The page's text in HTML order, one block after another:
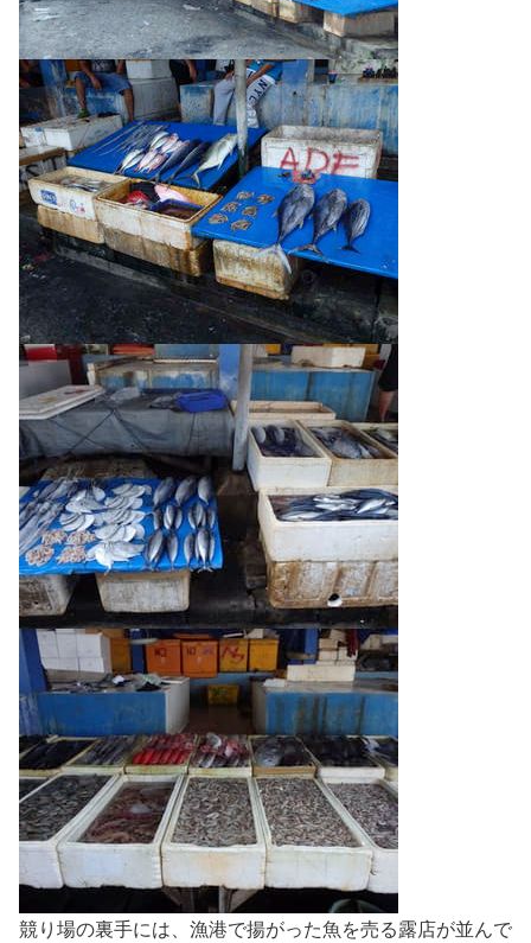
競り場の裏手には、漁港で揚がった魚を売る露店が並んで